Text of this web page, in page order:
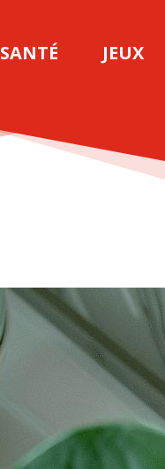
SANTÉ JEUX